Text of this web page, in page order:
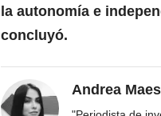
la autonomía e
concluyó.
Andrea